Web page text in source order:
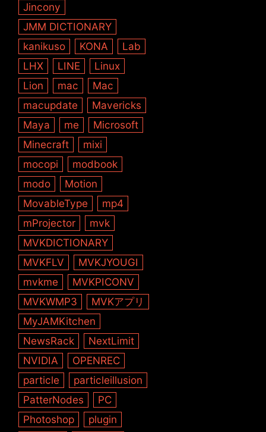
Jincony
JMM DICTIONARY
kanikuso
KONA
Lab
LHX
LINE
Linux
Lion
mac
Mac
macupdate
Mavericks
Maya
me
Microsoft
Minecraft
mixi
mocopi
modbook
modo
Motion
MovableType
mp4
mProjector
mvk
MVKDICTIONARY
MVKFLV
MVKJYOUGI
mvkme
MVKPICONV
MVKWMP3
MVKアプリ
MyJAMKitchen
NewsRack
NextLimit
NVIDIA
OPENREC
particle
particleillusion
PatterNodes
PC
Photoshop
plugin